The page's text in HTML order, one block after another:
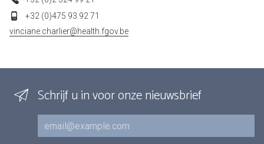
+32 (0)475 93 92 71
vinciane.charlier@health.fgov.be
Schrijf u in voor onze nieuwsbrief
E-mail